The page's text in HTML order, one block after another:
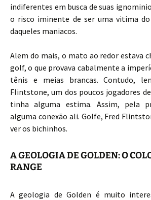
indiferentes em busca de suas
o risco iminente de ser uma vitima
daqueles maniacos.
Alem do mais, o mato ao redor estava
golf, o que provava cabalmente a
tênis e meias brancas. Contudo,
Flintstone, um dos poucos jogadores
tinha alguma estima. Assim, pela
alguma conexão ali. Golfe, Fred
ver os bichinhos.
A GEOLOGIA DE GOLDEN: O
RANGE
A geologia de Golden é muito